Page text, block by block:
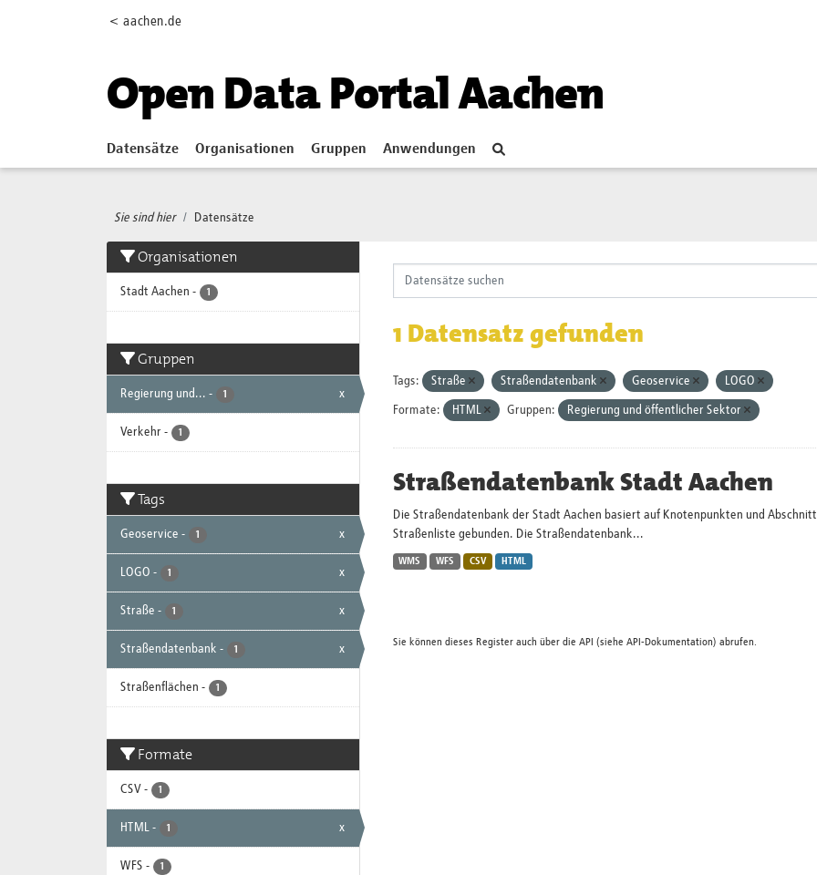
< aachen.de
Open Data Portal Aachen
Datensätze Organisationen Gruppen Anwendungen
Sie sind hier Datensätze
Organisationen
Stadt Aachen - 1
Gruppen
Regierung und... - 1 x
Verkehr - 1
Tags
Geoservice - 1 x
LOGO - 1 x
Straße - 1 x
Straßendatenbank - 1 x
Straßenflächen - 1
Formate
CSV - 1
HTML - 1 x
WFS - 1
1 Datensatz gefunden
Tags: Straße Straßendatenbank Geoservice LOGO
Formate: HTML Gruppen: Regierung und öffentlicher Sektor
Straßendatenbank Stadt Aachen
Die Straßendatenbank der Stadt Aachen basiert auf Knotenpunkten und
Straßenliste gebunden. Die Straßendatenbank...
WMS WFS CSV HTML
Sie können dieses Register auch über die API (siehe API-Dokumentation) abrufen.